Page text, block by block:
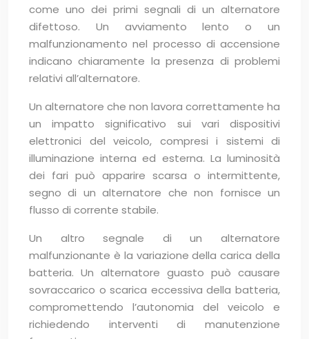
come uno dei primi segnali di un alternatore
difettoso. Un avviamento lento o un
malfunzionamento nel processo di accensione
indicano chiaramente la presenza di problemi
relativi all’alternatore.
Un alternatore che non lavora correttamente ha
un impatto significativo sui vari dispositivi
elettronici del veicolo, compresi i sistemi di
illuminazione interna ed esterna. La luminosità
dei fari può apparire scarsa o intermittente,
segno di un alternatore che non fornisce un
flusso di corrente stabile.
Un altro segnale di un alternatore
malfunzionante è la variazione della carica della
batteria. Un alternatore guasto può causare
sovraccarico o scarica eccessiva della batteria,
compromettendo l’autonomia del veicolo e
richiedendo interventi di manutenzione